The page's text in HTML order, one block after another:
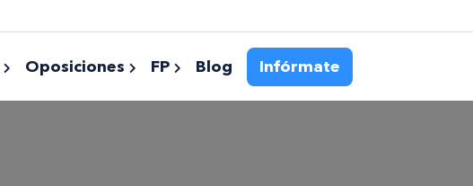
Oposiciones FP Blog Infórmate